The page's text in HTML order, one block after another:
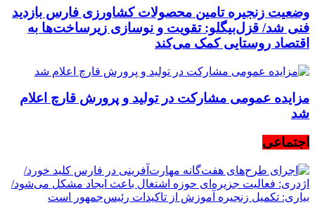
وضعیت زنجیره تامین محصولات کشاورزی فارس بازدید
فنی شد/ قزل‌بیگلو: تقویت و نوسازی زیرساخت‌ها به
اقتصاد روستایی کمک می‌کند
مزایده عمومی مشارکت در تولید و پرورش قارچ اعلام
شد
اجتماعی